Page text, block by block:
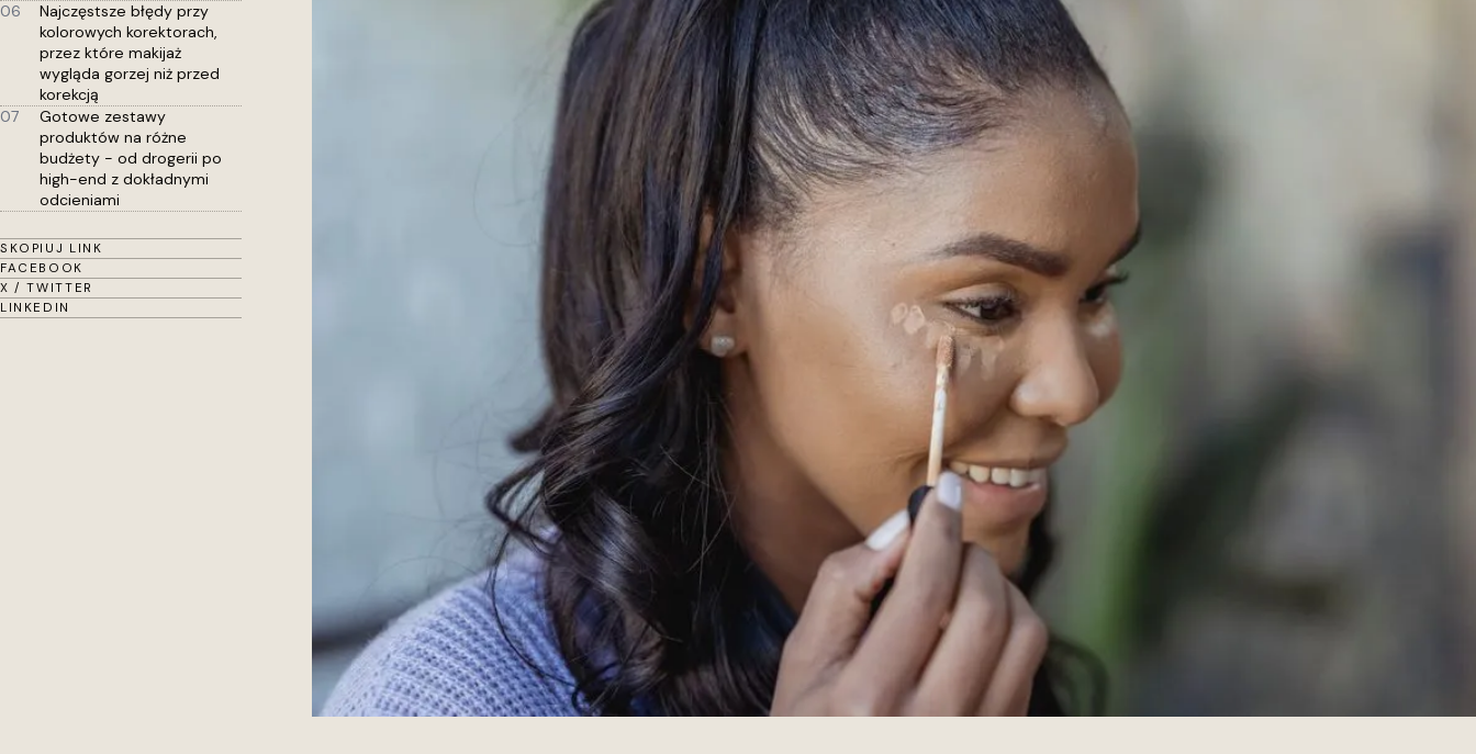
06
Najczęstsze błędy przy
kolorowych korektorach,
przez które makijaż
wygląda gorzej niż przed
korekcją
07
Gotowe zestawy
produktów na różne
budżety - od drogerii po
high-end z dokładnymi
odcieniami
SKOPIUJ LINK
FACEBOOK
X / TWITTER
LINKEDIN